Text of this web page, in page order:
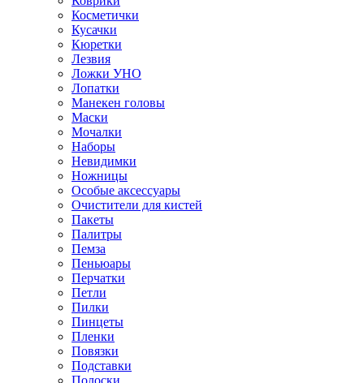
Косметички
Кусачки
Кюретки
Лезвия
Ложки УНО
Лопатки
Манекен головы
Маски
Мочалки
Наборы
Невидимки
Ножницы
Особые аксессуары
Очистители для кистей
Пакеты
Палитры
Пемза
Пеньюары
Перчатки
Петли
Пилки
Пинцеты
Пленки
Повязки
Подставки
Полоски